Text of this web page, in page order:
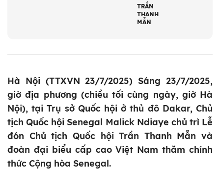
TRẦN
THANH
MẪN
Hà Nội (TTXVN 23/7/2025) Sáng 23/7/2025,
giờ địa phương (chiều tối cùng ngày, giờ Hà
Nội), tại Trụ sở Quốc hội ở thủ đô Dakar, Chủ
tịch Quốc hội Senegal Malick Ndiaye chủ trì Lễ
đón Chủ tịch Quốc hội Trần Thanh Mẫn và
đoàn đại biểu cấp cao Việt Nam thăm chính
thức Cộng hòa Senegal.